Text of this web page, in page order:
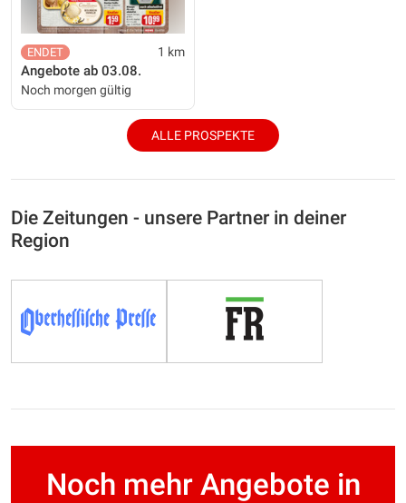
1 km
Angebote ab 03.08.
Noch morgen gültig
ALLE PROSPEKTE
Die Zeitungen - unsere Partner in deiner
Region
Noch mehr Angebote in